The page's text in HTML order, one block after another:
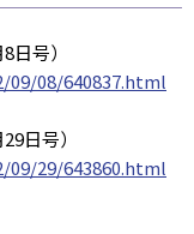
日号）
08/640837.html
日号）
29/643860.html